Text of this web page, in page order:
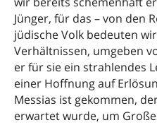
Jünger, für das – von den
jüdische Volk bedeuten
Verhältnissen, umgeben
er für sie ein strahlendes
einer Hoffnung auf
Messias ist gekommen,
erwartet wurde, um